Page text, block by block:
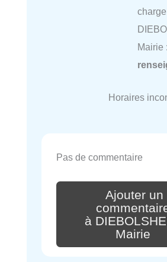
Mairie :
Horaires
Pas de commentaire
Ajouter un
à
Mairie